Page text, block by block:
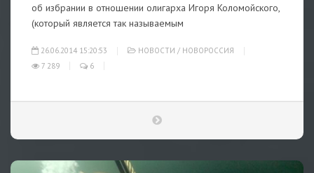
об избрании в отношении олигарха Игоря Коломойского,
(который является так называемым
26.06.2014 15:20:53 НОВОСТИ / НОВОРОССИЯ
7 289
6